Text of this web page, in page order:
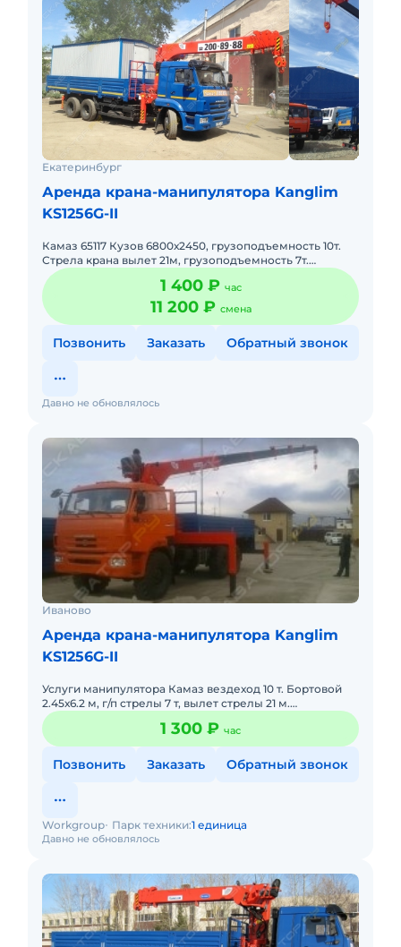
Екатеринбург
Аренда крана-манипулятора Kanglim
KS1256G-II
Камаз 65117 Кузов 6800х2450, грузоподъемность 10т.
Стрела крана вылет 21м, грузоподъемность 7т.
Имеются "коники" и "люлька" для подъема двух
человек на высот
1 400 ₽ час
11 200 ₽ смена
Позвонить Заказать Обратный звонок
Давно не обновлялось
Иваново
Аренда крана-манипулятора Kanglim
KS1256G-II
Услуги манипулятора Камаз вездеход 10 т. Бортовой
2.45х6.2 м, г/п стрелы 7 т, вылет стрелы 21 м.
Грузоперевозки, монтаж и демонтаж строений.
1 300 ₽ час
Позвонить Заказать Обратный звонок
Давно не обновлялось
Workgroup Парк техники:1 единица